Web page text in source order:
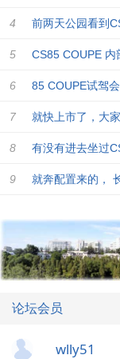
CS85 COUPE 内
85 COUPE试驾
就快上市了，大
有没有进去坐过
就奔配置来的，
论坛会员
wlly51